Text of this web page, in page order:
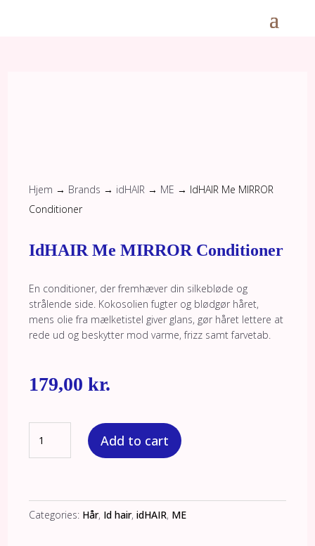
Hjem → Brands → idHAIR → ME → IdHAIR Me MIRROR
Conditioner
IdHAIR Me MIRROR Conditioner
En conditioner, der fremhæver din silkebløde og
strålende side. Kokosolien fugter og blødgør håret,
mens olie fra mælketistel giver glans, gør håret lettere at
rede ud og beskytter mod varme, frizz samt farvetab.
179,00kr.
quantity
Add to cart
Categories: Hår, Id hair,idHAIR, ME